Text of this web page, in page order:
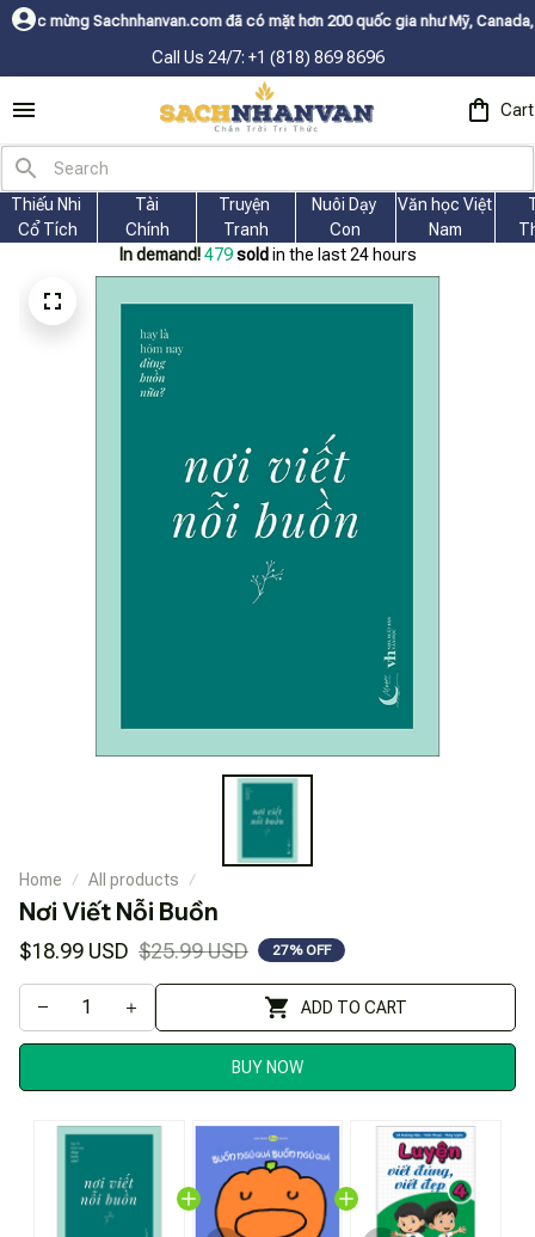
đã có mặt hơn 200 quốc gia như Mỹ, Canada, Úc, Nhật, Hàn,
Call Us 24/7: +1 (818) 869 8696
Cart
Thiếu Nhi
Cổ Tích
Tài
Chính
Truyện
Tranh
Nuôi Dạy
Con
Văn học Việt
Nam
In demand! 479 sold in the last 24 hours
Home All products
Nơi Viết Nỗi Buồn
$18.99 USD $25.99 USD 27% OFF
ADD TO CART
BUY NOW